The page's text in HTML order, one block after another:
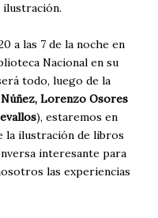
ilustración.
a las 7 de la noche en
Nacional en su
todo, luego de la
Lorenzo Osores
), estaremos en
la ilustración de libros
interesante para
las experiencias